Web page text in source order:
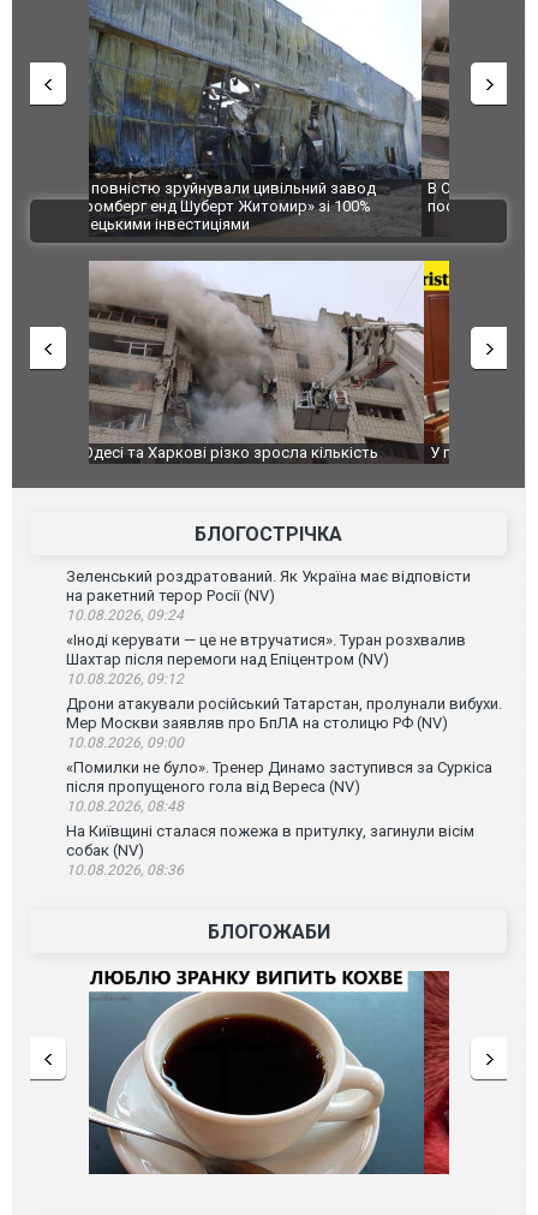
В Одесі та Харкові різко зросла кількість
постраждалих від обстрілу РФ
Ворог
двоє
після
ВІДЕО
У парламенті Косово прем'єра закидали яйцями
Приїхав
до
зіркового
БЛОГОСТРІЧКА
Зеленський роздратований. Як Україна має відповісти
на ракетний терор Росії (NV)
10.08.2026, 09:24
«Іноді керувати — це не втручатися». Туран розхвалив
Шахтар після перемоги над Епіцентром (NV)
10.08.2026, 09:12
Дрони атакували російський Татарстан, пролунали вибухи.
Мер Москви заявляв про БпЛА на столицю РФ (NV)
10.08.2026, 09:00
«Помилки не було». Тренер Динамо заступився за Суркіса
після пропущеного гола від Вереса (NV)
10.08.2026, 08:48
На Київщині сталася пожежа в притулку, загинули вісім
собак (NV)
10.08.2026, 08:36
БЛОГОЖАБИ